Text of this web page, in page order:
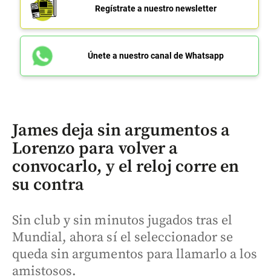
Regístrate a nuestro newsletter
Únete a nuestro canal de Whatsapp
James deja sin argumentos a
Lorenzo para volver a
convocarlo, y el reloj corre en
su contra
Sin club y sin minutos jugados tras el
Mundial, ahora sí el seleccionador se
queda sin argumentos para llamarlo a los
amistosos.